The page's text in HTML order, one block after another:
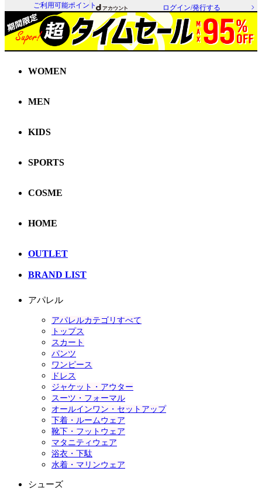
ご利用可能ポイント ログイン/発行する
WOMEN
MEN
KIDS
SPORTS
COSME
HOME
OUTLET
BRAND LIST
アパレル
アパレルカテゴリすべて
トップス
スカート
パンツ
ワンピース
ドレス
ジャケット・アウター
スーツ・フォーマル
オールインワン・セットアップ
下着・ルームウェア
靴下・フットウェア
マタニティウェア
浴衣・下駄
水着・マリンウェア
シューズ